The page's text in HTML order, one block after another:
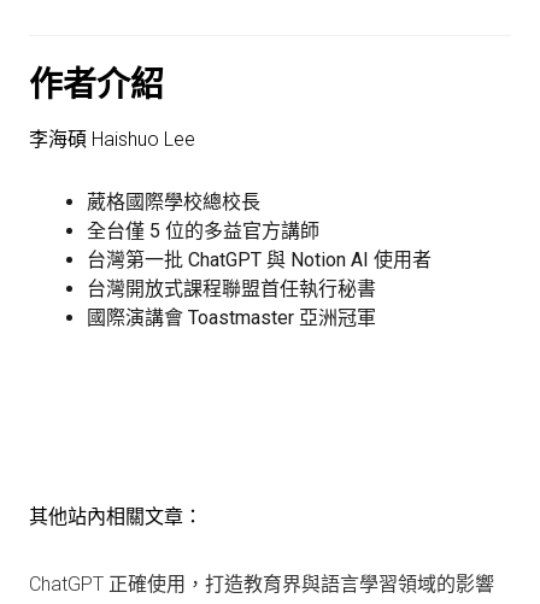
作者介紹
李海碩 Haishuo Lee
葳格國際學校總校長
全台僅 5 位的多益官方講師
台灣第一批 ChatGPT 與 Notion AI 使用者
台灣開放式課程聯盟首任執行秘書
國際演講會 Toastmaster 亞洲冠軍
其他站內相關文章：
ChatGPT 正確使用，打造教育界與語言學習領域的影響